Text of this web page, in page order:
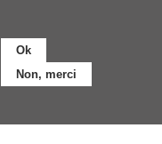
Ok
Non, merci